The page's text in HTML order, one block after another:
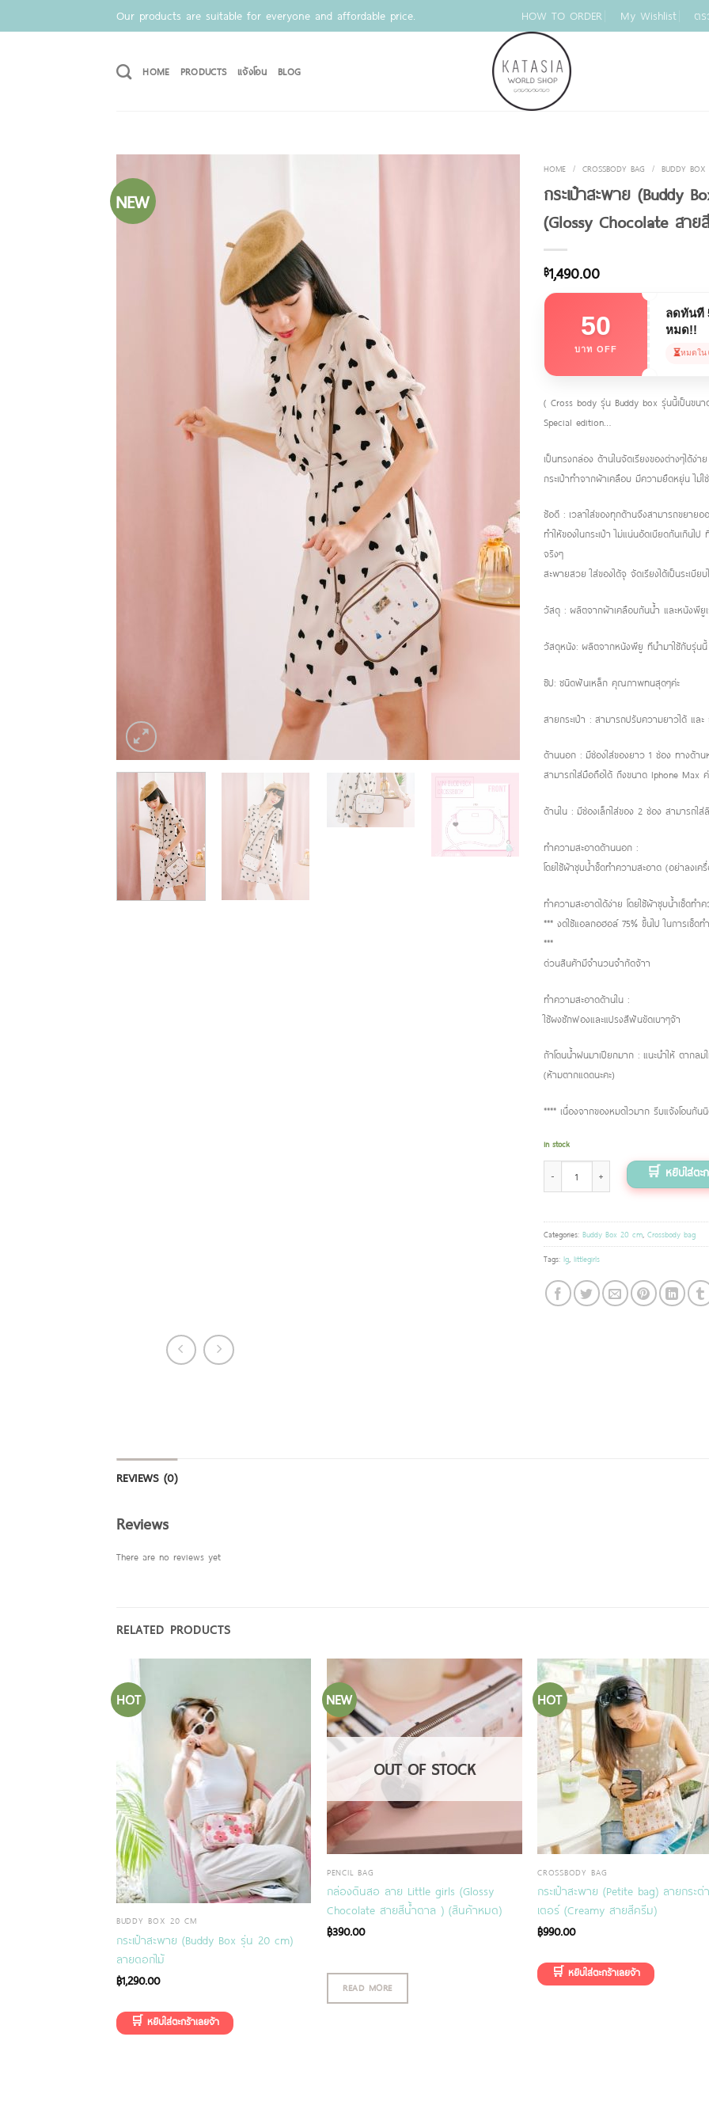
to
Our products are suitable for everyone and affordable price. HOW TO ORDER My Wishlist ต
HOME PRODUCTS แจ้งโอน BLOG
NEW
HOME / CROSSBODY BAG / BUDDY
กระเป๋าสะพาย (Buddy
(ฺGlossy Chocolate สาย
฿1,490.00
50
บาท OFF
ลดทันที
หมด!!
⏳หมดใน
( Cross body รุ่น Buddy box รุ่นนี้เป็นขนา
Special edition…
เป็นทรงกล่อง ด้านในจัดเรียงของต่างๆได้ง่
กระเป๋าทำจากผ้าเคลือบ มีความยืดหยุ่น ไม่
ช้อดี : เวลาใส่ของทุกด้านจึงสามารถขยายอ
ทำให้ของในกระเป๋า ไม่แน่นอัดเบียดกันเกินไ
จริงๆ
สะพายสวย ใส่ของได้จุ จัดเรียงได้เป็นระเบีย
วัสดุ : ผลิตจากผ้าเคลือบกันน้ำ และหนังพียู
วัสดุหนัง: ผลิตจากหนังพียู ทีนำมาใช้กับรุ่น
ซิป: ชนิดฟันเหล็ก คุณภาพทนสุดๆค่ะ
สายกระเป๋า : สามารถปรับความยาวได้ และ
ด้านนอก : มีช่องใส่ของยาว 1 ช่อง ทางด้าน
สามารถใส่มือถือได้ ถึงขนาด Iphone Max
ด้านใน : มีช่องเล็กใส่ของ 2 ช่อง สามารถใ
ทำความสะอาดด้านนอก :
โดยใช้ผ้าชุบน้ำช็ดทำความสะอาด (อย่าลงเครื่
ทำความสะอาดได้ง่าย โดยใช้ผ้าชุบน้ำเช็ดท
*** งดใช้แอลกอฮอล์ 75% ขึ้นไป ในการเช็ด
***
ด่วนสินค้ามีจำนวนจำกัดจ้าา
ทำความสะอาดด้านใน :
ใช้ผงซักฟองและแปรงสีฟันขัดเบาๆจ้า
ถ้าโดนน้ำฝนมาเปียกมาก : แนะนำให้ ตากลม
(ห้ามตากแดดนะคะ)
**** เนื่องจากของหมดไวมาก รีบแจ้งโอนกัน
In stock
กระเป๋าสะพาย (Buddy Box รุ่น 20 cm) ลาย
Categories: Buddy Box 20 cm Crossbody bag
Tags: lg littlegirls
REVIEWS (0)
Reviews
There are no reviews yet
RELATED PRODUCTS
HOT
BUDDY BOX 20 CM
กระเป๋าสะพาย (Buddy Box รุ่น 20 cm)
ลายดอกไม้
฿1,290.00
NEW
OUT OF STOCK
PENCIL BAG
กล่องดินสอ ลาย Little girls (ฺGlossy
Chocolate สายสีน้ำตาล ) (สินค้าหมด)
฿390.00
READ MORE
HOT
CROSSBODY BAG
กระเป๋าสะพาย (Petite bag) ลายกระต่
เตอร์ (Creamy สายสีครีม)
฿990.00